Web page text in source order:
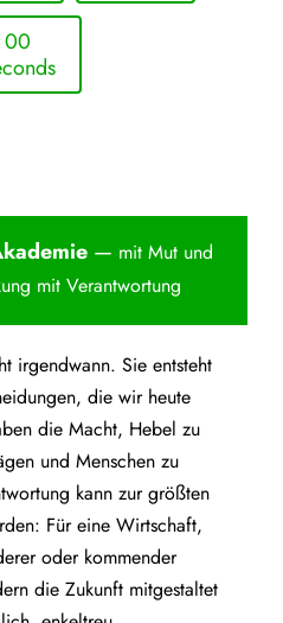
00
— mit Mut und
mit Verantwortung
irgendwann. Sie entsteht
die wir heute
die Macht, Hebel zu
und Menschen zu
kann zur größten
Für eine Wirtschaft,
oder kommender
die Zukunft mitgestaltet